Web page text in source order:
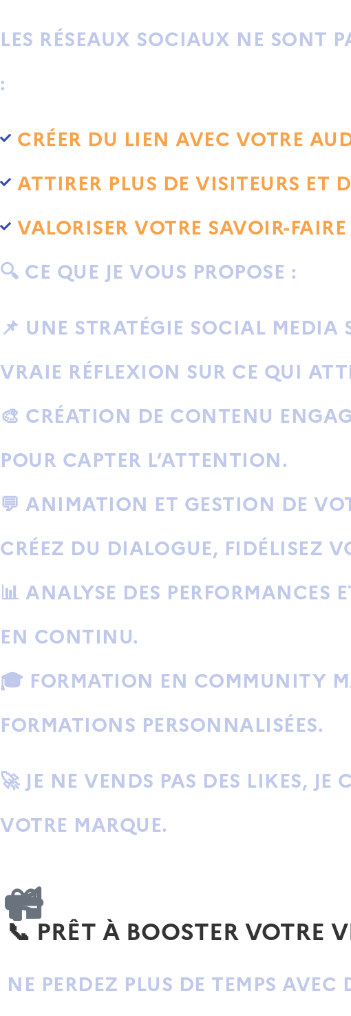
LES RÉSEAUX SOCIAUX NE SONT
:
CRÉER DU LIEN AVEC VOTRE
ATTIRER PLUS DE VISITEURS ET
VALORISER VOTRE SAVOIR-
🔍 CE QUE JE VOUS PROPOSE :
📌 UNE STRATÉGIE SOCIAL MEDIA
VRAIE RÉFLEXION SUR CE QUI
🎨 CRÉATION DE CONTENU
POUR CAPTER L’ATTENTION.
💬 ANIMATION ET GESTION DE
CRÉEZ DU DIALOGUE, FIDÉLISEZ
📊 ANALYSE DES PERFORMANCES
EN CONTINU.
🎓 FORMATION EN COMMUNITY
FORMATIONS PERSONNALISÉES.
🚀 JE NE VENDS PAS DES LIKES, JE
VOTRE MARQUE.
📞 PRÊT À BOOSTER VOTRE
NE PERDEZ PLUS DE TEMPS